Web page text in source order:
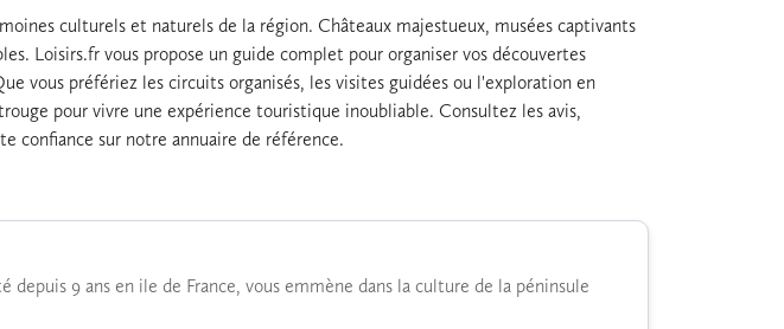
culturels et naturels de la région. Châteaux majestueux, musées captivants
Loisirs.fr vous propose un guide complet pour organiser vos découvertes
vous préfériez les circuits organisés, les visites guidées ou l'exploration en
pour vivre une expérience touristique inoubliable. Consultez les avis,
confiance sur notre annuaire de référence.
9 ans en ile de France, vous emmène dans la culture de la péninsule